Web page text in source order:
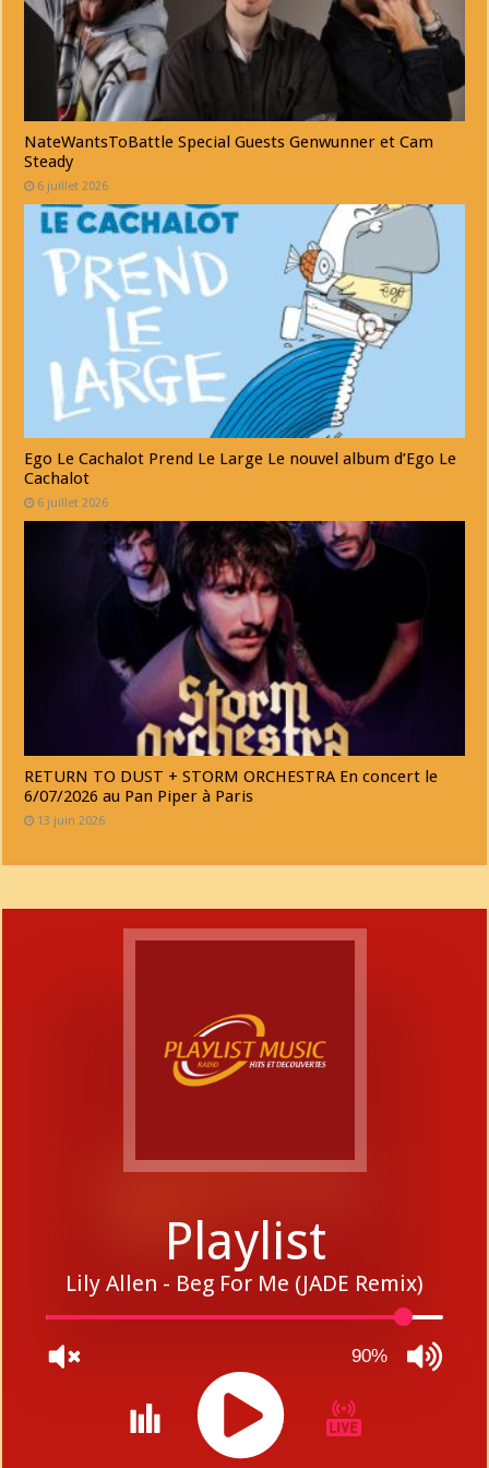
NateWantsToBattle Special Guests Genwunner et Cam
Steady
6 juillet 2026
Ego Le Cachalot Prend Le Large Le nouvel album d’Ego Le
Cachalot
6 juillet 2026
RETURN TO DUST + STORM ORCHESTRA En concert le
6/07/2026 au Pan Piper à Paris
13 juin 2026
Playlist
Lily Allen - Beg For Me (JADE Remix)
90%